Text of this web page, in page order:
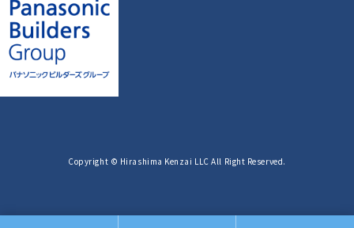
Copyright © Hirashima Kenzai LLC All Right Reserved.